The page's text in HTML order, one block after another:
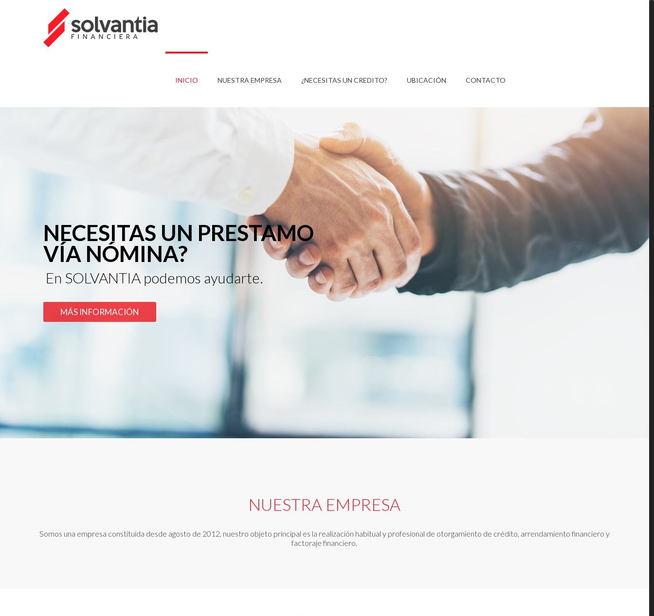
INICIO NUESTRA EMPRESA ¿NECESITAS UN CREDITO? UBICACIÓN CONTACTO
NECESITAS UN PRESTAMO
VÍA NÓMINA?
En SOLVANTIA podemos ayudarte.
MÁS INFORMACIÓN
NUESTRA EMPRESA
Somos una empresa constituida desde agosto de 2012, nuestro objeto principal es la realización habitual y profesional de otorgamiento de crédito, arrendamiento financiero y
factoraje financiero.